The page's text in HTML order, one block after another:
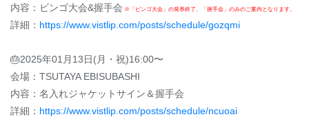
内容：ビンゴ大会&握手会 ※「ビンゴ大会」の発券終了、「握手会」のみのご案内となります。
詳細： https://www.vistlip.com/posts/schedule/gozqmi
🎂2025年01月13日(月・祝)16:00〜
会場：TSUTAYA EBISUBASHI
内容：名入れジャケットサイン＆握手会
詳細： https://www.vistlip.com/posts/schedule/ncuoai